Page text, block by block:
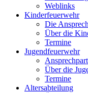
Weblinks
Kinderfeuerwehr
Die
Über die
Termine
Jugendfeuerwehr
Über die
Termine
Altersabteilung